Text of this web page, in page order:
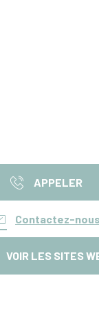
APPELER
Contactez-nous
VOIR LES SITES